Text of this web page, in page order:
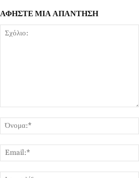
ΑΦΗΣΤΕ ΜΙΑ ΑΠΑΝΤΗΣΗ